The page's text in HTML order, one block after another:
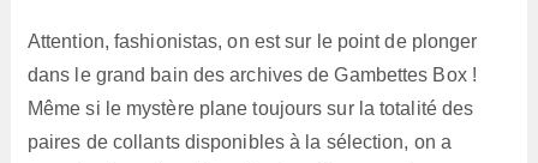
Attention, fashionistas, on est sur le point de plonger
dans le grand bain des archives de Gambettes Box !
Même si le mystère plane toujours sur la totalité des
paires de collants disponibles à la sélection, on a